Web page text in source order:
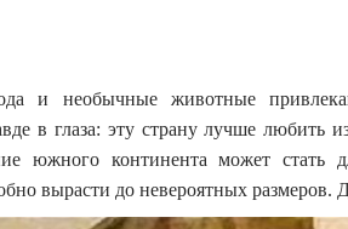
и необычные животные
в глаза: эту страну лучше любить
южного континента может стать
вырасти до невероятных размеров.